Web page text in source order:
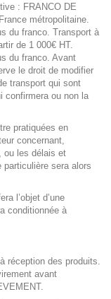
: FRANCO DE
métropolitaine.
du franco. Transport à
de 1 000€ HT.
du franco. Avant
le droit de modifier
transport qui sont
confirmera ou non la
pratiquées en
concernant,
ou les délais et
sera alors
l’objet d’une
conditionnée à
réception des produits.
avant